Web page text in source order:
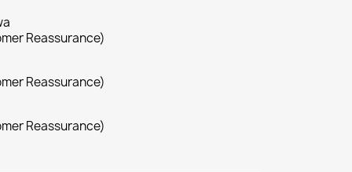
Reassurance)
Reassurance)
Reassurance)